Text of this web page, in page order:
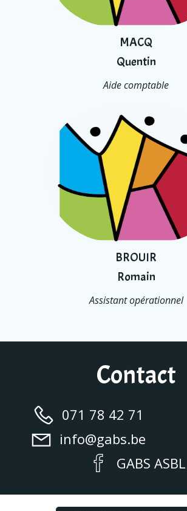
MACQ
Quentin
Aide comptable
BROUIR
Romain
Assistant opérationnel
Contact
071 78 42 71
info@gabs.be
GABS ASBL